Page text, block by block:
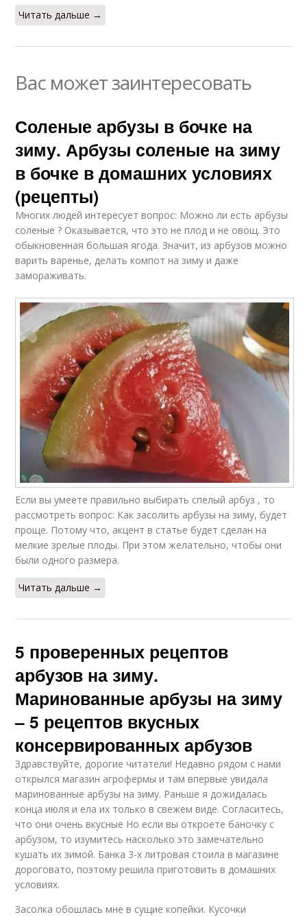
Читать дальше →
Вас может заинтересовать
Соленые арбузы в бочке на
зиму. Арбузы соленые на зиму
в бочке в домашних условиях
(рецепты)
Многих людей интересует вопрос: Можно ли есть арбузы
соленые ? Оказывается, что это не плод и не овощ. Это
обыкновенная большая ягода. Значит, из арбузов можно
варить варенье, делать компот на зиму и даже
замораживать.
Если вы умеете правильно выбирать спелый арбуз , то
рассмотреть вопрос: Как засолить арбузы на зиму, будет
проще. Потому что, акцент в статье будет сделан на
мелкие зрелые плоды. При этом желательно, чтобы они
были одного размера.
Читать дальше →
5 проверенных рецептов
арбузов на зиму.
Маринованные арбузы на зиму
– 5 рецептов вкусных
консервированных арбузов
Здравствуйте, дорогие читатели! Недавно рядом с нами
открылся магазин агрофермы и там впервые увидала
маринованные арбузы на зиму. Раньше я дожидалась
конца июля и ела их только в свежем виде. Согласитесь,
что они очень вкусные Но если вы откроете баночку с
арбузом, то изумитесь насколько это замечательно
кушать их зимой. Банка 3-х литровая стоила в магазине
дороговато, поэтому решила приготовить в домашних
условиях.
Засолка обошлась мне в сущие копейки. Кусочки